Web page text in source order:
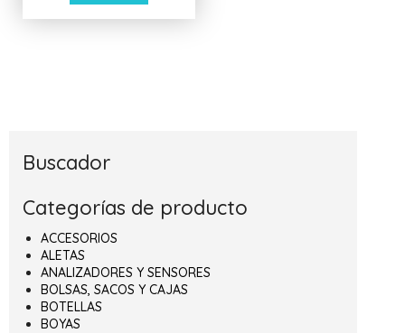
Buscador
Categorías de producto
ACCESORIOS
ALETAS
ANALIZADORES Y SENSORES
BOLSAS, SACOS Y CAJAS
BOTELLAS
BOYAS